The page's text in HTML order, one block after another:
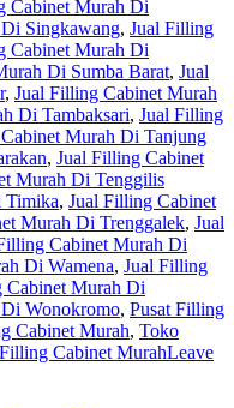
Cabinet Murah Di
Singkawang, Jual Filling
Cabinet Murah Di
Di Sumba Barat, Jual
, Jual Filling Cabinet Murah
Di Tambaksari, Jual Filling
Murah Di Tanjung
, Jual Filling Cabinet
Murah Di Tenggilis
Timika, Jual Filling Cabinet
Murah Di Trenggalek, Jual
Cabinet Murah Di
Di Wamena, Jual Filling
Cabinet Murah Di
Wonokromo, Pusat Filling
Cabinet Murah, Toko
Cabinet MurahLeave